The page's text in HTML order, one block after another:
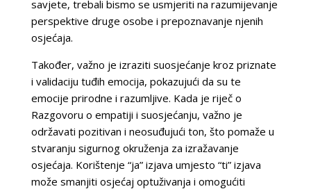
savjete, trebali bismo se usmjeriti na razumijevanje
perspektive druge osobe i prepoznavanje njenih
osjećaja.
Također, važno je izraziti suosjećanje kroz priznate
i validaciju tuđih emocija, pokazujući da su te
emocije prirodne i razumljive. Kada je riječ o
Razgovoru o empatiji i suosjećanju, važno je
održavati pozitivan i neosuđujući ton, što pomaže u
stvaranju sigurnog okruženja za izražavanje
osjećaja. Korištenje “ja” izjava umjesto “ti” izjava
može smanjiti osjećaj optuživanja i omogućiti